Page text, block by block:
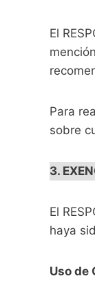
El
Para
sobre
3.
El
haya
Uso de